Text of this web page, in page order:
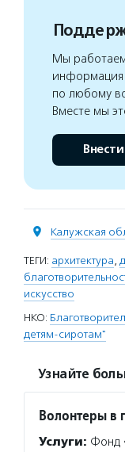
Мы
информация
по любому
Вместе мы
Калужская
ТЕГИ: архитектура,
искусство
НКО:
детям-сиротам"
Узнайте
Волонтеры в
Услуги: Фонд